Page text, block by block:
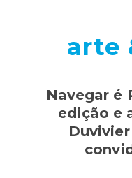
arte
Navegar é
edição e